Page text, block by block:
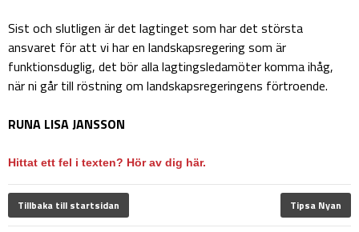
Sist och slutligen är det lagtinget som har det största
ansvaret för att vi har en landskapsregering som är
funktionsduglig, det bör alla lagtingsledamöter komma ihåg,
när ni går till röstning om landskapsregeringens förtroende.
RUNA LISA JANSSON
Hittat ett fel i texten? Hör av dig här.
Tillbaka till startsidan Tipsa Nyan